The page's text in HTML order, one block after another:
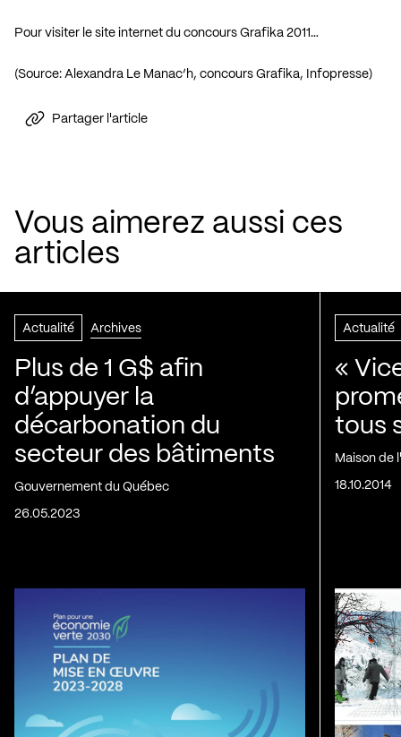
Pour visiter le site internet du concours Grafika 2011…
(Source: Alexandra Le Manac’h, concours Grafika, Infopresse)
Partager l'article
Vous aimerez aussi ces
articles
Actualité Archives
Plus de 1 G$ afin
d’appuyer la
décarbonation du
secteur des bâtiments
Gouvernement du Québec
26.05.2023
Actualité
«
tous
Maison de
18.10.2014